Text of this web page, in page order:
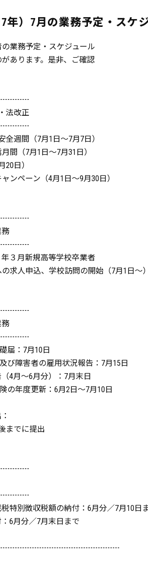
年）7月の業務予定・スケ
業務予定・スケジュール
あります。是非、ご確認
法改正
週間（7月1日～7月7日）
間（7月1日～7月31日）
20日）
ンペーン（4月1日～9月30日）
３月新規高等学校卒業者
求人申込、学校訪問の開始（7月1日～
届：7月10日
び障害者の雇用状況報告：7月15日
4月～6月分）：7月末日
の年度更新：6月2日～7月10日
までに提出
特別徴収税額の納付：6月分／7月10日
6月分／7月末日まで